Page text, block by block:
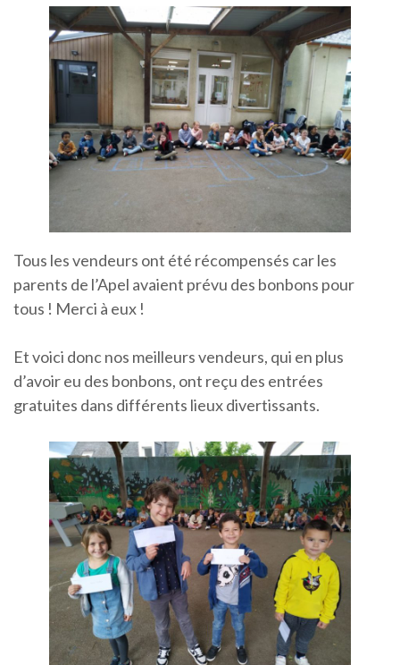
Tous les vendeurs ont été récompensés car les
parents de l’Apel avaient prévu des bonbons pour
tous ! Merci à eux !
Et voici donc nos meilleurs vendeurs, qui en plus
d’avoir eu des bonbons, ont reçu des entrées
gratuites dans différents lieux divertissants.